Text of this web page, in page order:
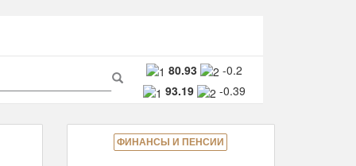
80.93
-0.2
93.19
-0.39
Поиск
ФИНАНСЫ И ПЕНСИИ